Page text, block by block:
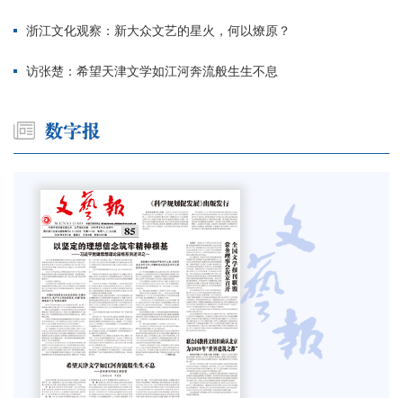
浙江文化观察：新大众文艺的星火，何以燎原？
访张楚：希望天津文学如江河奔流般生生不息